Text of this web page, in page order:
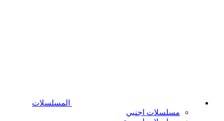
المسلسلات
مسلسلات اجنبي